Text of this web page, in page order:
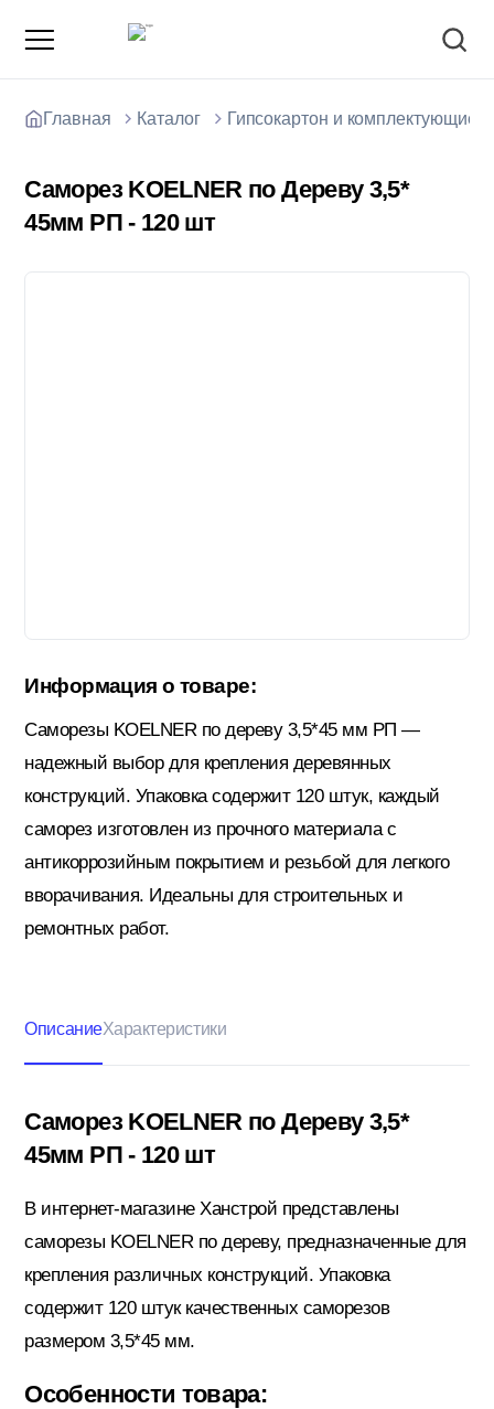
Декоративные штукатурки (готовые)
Картон; Плёнки; Мешки для
строительного мусора
Краски; Грунтовки; Пропитки
Кровельные материалы
Ленты; Серпянки
Металлопрокат
Пены; Герметики; Клей
Главная Каталог Гипсокартон и комплектующие
Саморез KOELNER по Дереву 3,5*
45мм РП - 120 шт
Информация о товаре:
Саморезы KOELNER по дереву 3,5*45 мм РП —
надежный выбор для крепления деревянных
конструкций. Упаковка содержит 120 штук, каждый
саморез изготовлен из прочного материала с
антикоррозийным покрытием и резьбой для легкого
вворачивания. Идеальны для строительных и
ремонтных работ.
ОписаниеХарактеристики
Саморез KOELNER по Дереву 3,5*
45мм РП - 120 шт
В интернет-магазине Ханстрой представлены
саморезы KOELNER по дереву, предназначенные для
крепления различных конструкций. Упаковка
содержит 120 штук качественных саморезов
размером 3,5*45 мм.
Особенности товара: